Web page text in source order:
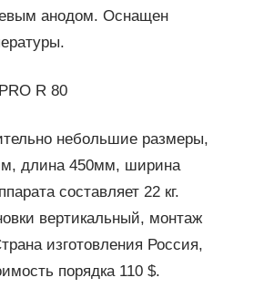
анодом. Оснащен
R 80
небольшие размеры,
длина 450мм, ширина
составляет 22 кг.
вертикальный, монтаж
изготовления Россия,
порядка 110 $.